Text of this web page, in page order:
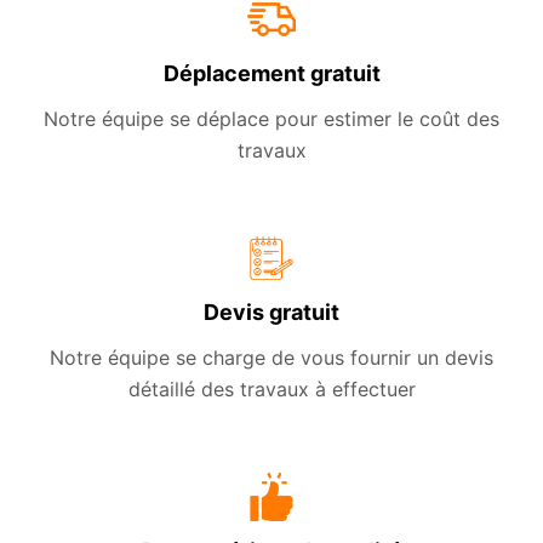
Déplacement gratuit
Notre équipe se déplace pour estimer le coût des
travaux
Devis gratuit
Notre équipe se charge de vous fournir un devis
détaillé des travaux à effectuer